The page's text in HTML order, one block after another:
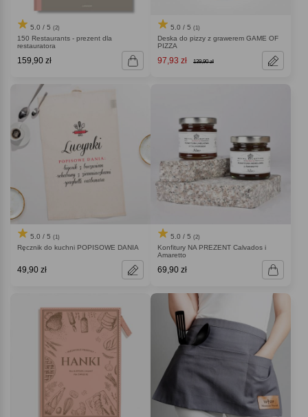
5.0 / 5 (2)
150 Restaurants - prezent dla
restauratora
159,90 zł
5.0 / 5 (1)
Deska do pizzy z grawerem GAME OF
PIZZA
97,93 zł 139,90 zł
5.0 / 5 (1)
Ręcznik do kuchni POPISOWE DANIA
49,90 zł
5.0 / 5 (2)
Konfitury NA PREZENT Calvados i
Amaretto
69,90 zł